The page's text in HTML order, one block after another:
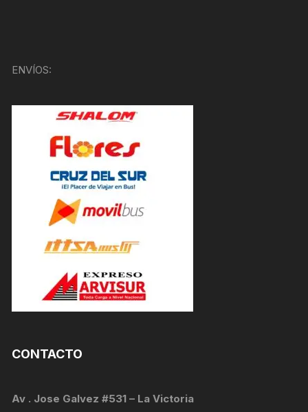
ENVÍOS:
CONTACTO
Av . Jose Galvez #531 – La Victoria